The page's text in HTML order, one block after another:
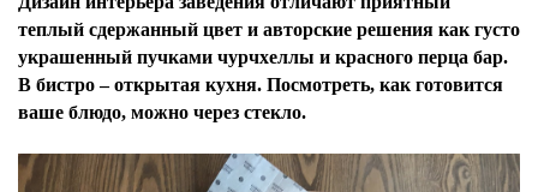
теплый сдержанный цвет и авторские решения как густо
украшенный пучками чурчхеллы и красного перца бар.
В бистро – открытая кухня. Посмотреть, как готовится
ваше блюдо, можно через стекло.